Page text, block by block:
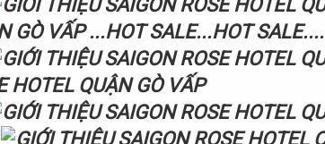
...HOT SALE...HOT SALE....